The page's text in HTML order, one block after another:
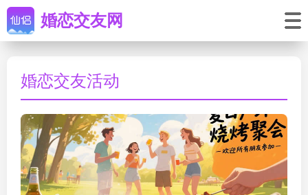
婚恋交友网
婚恋交友活动